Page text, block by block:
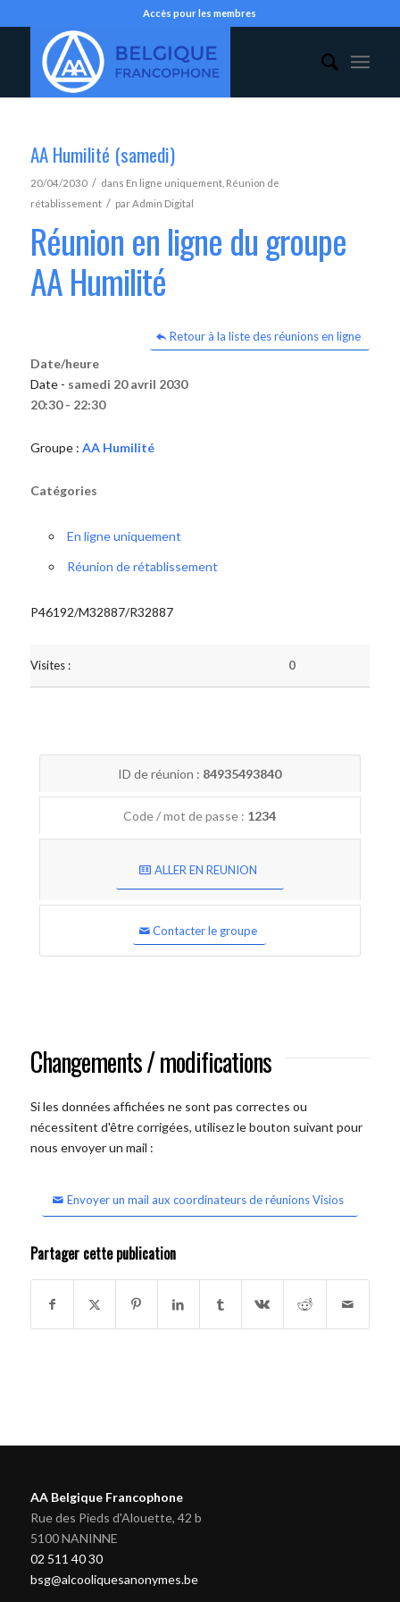
Accès pour les membres
AA Humilité (samedi)
20/04/2030 / dans En ligne uniquement, Réunion de
rétablissement / parAdmin Digital
Réunion en ligne du groupe
AA Humilité
Retour à la liste des réunions en ligne
Date/heure
Date - samedi 20 avril 2030
20:30 - 22:30
Groupe : AA Humilité
Catégories
En ligne uniquement
Réunion de rétablissement
P46192/M32887/R32887
Visites : 0
ID de réunion : 84935493840
Code / mot de passe : 1234
ALLER EN REUNION
Contacter le groupe
Changements / modifications
Si les données affichées ne sont pas correctes ou
nécessitent d'être corrigées, utilisez le bouton suivant pour
nous envoyer un mail :
Envoyer un mail aux coordinateurs de réunions Visios
Partager cette publication
AA Belgique Francophone
Rue des Pieds d'Alouette, 42 b
5100 NANINNE
02 511 40 30
bsg@alcooliquesanonymes.be